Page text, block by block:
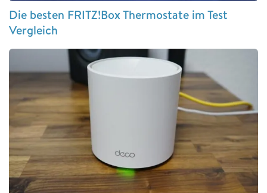
Die besten FRITZ!Box Thermostate im Test
Vergleich